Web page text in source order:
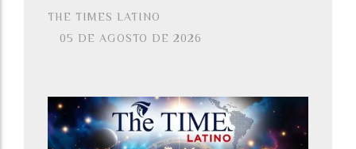
THE TIMES LATINO
05 DE AGOSTO DE 2026